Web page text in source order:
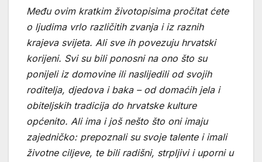
Među ovim kratkim životopisima pročitat ćete
o ljudima vrlo različitih zvanja i iz raznih
krajeva svijeta. Ali sve ih povezuju hrvatski
korijeni. Svi su bili ponosni na ono što su
ponijeli iz domovine ili naslijedili od svojih
roditelja, djedova i baka – od domaćih jela i
obiteljskih tradicija do hrvatske kulture
općenito. Ali ima i još nešto što oni imaju
zajedničko: prepoznali su svoje talente i imali
životne ciljeve, te bili radišni, strpljivi i uporni u